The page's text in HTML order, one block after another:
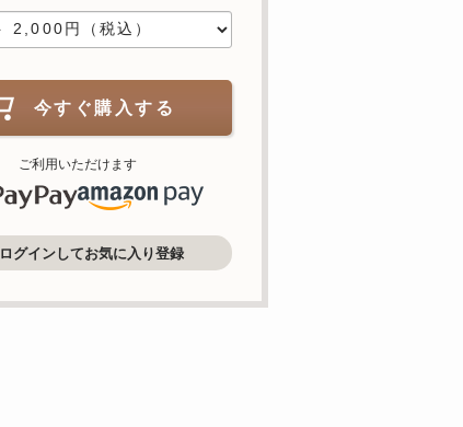
今すぐ購入する
ご利用いただけます
ログインしてお気に入り登録